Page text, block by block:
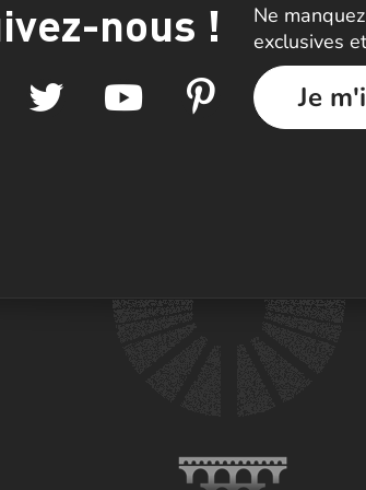
nous !
Ne
exclusives
Je